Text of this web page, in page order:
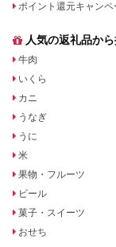
ポイント還元キャンペ
人気の返礼品か
牛肉
いくら
カニ
うなぎ
うに
米
果物・フルーツ
ビール
菓子・スイーツ
おせち